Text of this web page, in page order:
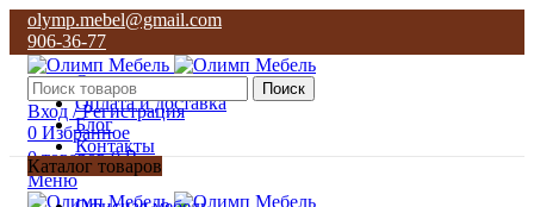
olymp.mebel@gmail.com
906-36-77
О нас
Оплата и доставка
Блог
Контакты
Поиск
Вход / Регистрация
0 Избранное
0товаров 0₽
Меню
Каталог товаров